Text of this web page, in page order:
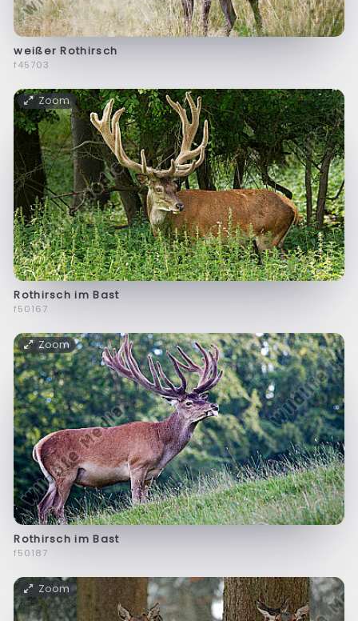
weißer Rothirsch
f45703
Zoom
Rothirsch im Bast
f50167
Zoom
Rothirsch im Bast
f50187
Zoom